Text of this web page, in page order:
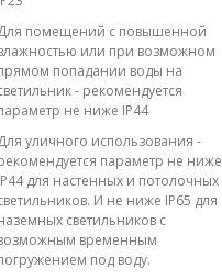
помещений с повышенной
или при возможном
попадании воды на
- рекомендуется
не ниже IP44
уличного использования -
параметр не ниже
для настенных и потолочных
И не ниже IP65 для
светильников с
временным
под воду.